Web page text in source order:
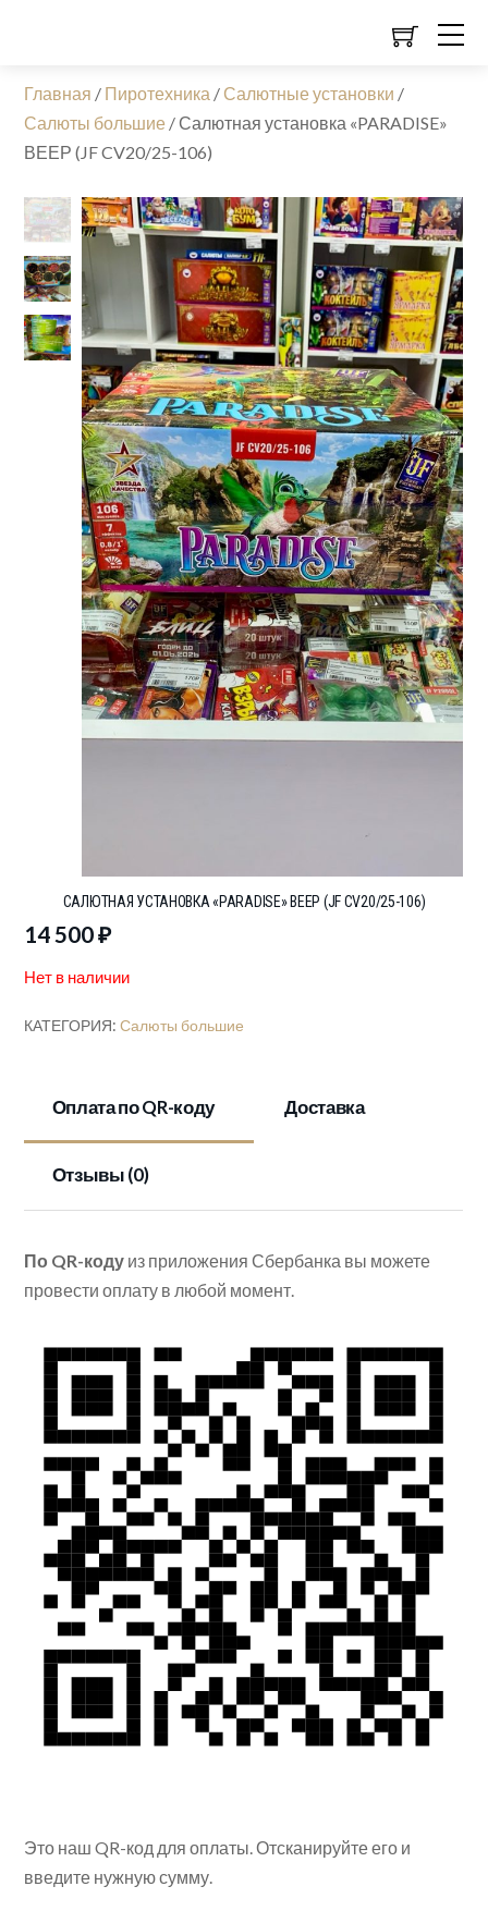
Главная / Пиротехника / Салютные установки /
Салюты большие /Салютная установка «PARADISE»
ВЕЕР (JF CV20/25-106)
САЛЮТНАЯ УСТАНОВКА «PARADISE» ВЕЕР (JF CV20/25-106)
14 500₽
Нет в наличии
КАТЕГОРИЯ:Салюты большие
Оплата по QR-коду Доставка
Отзывы (0)
По QR-коду из приложения Сбербанка вы можете
провести оплату в любой момент.
Это наш QR-код для оплаты. Отсканируйте его и
введите нужную сумму.